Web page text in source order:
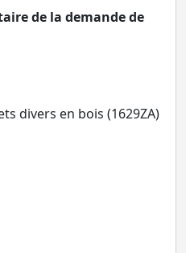
de la demande de
divers en bois (1629ZA)